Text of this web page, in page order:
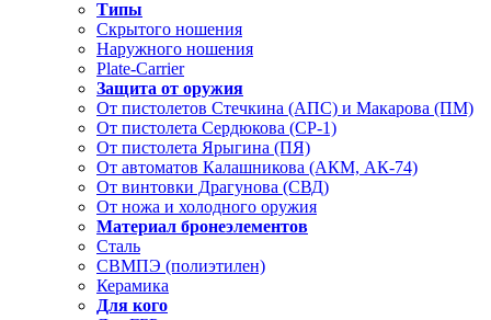
Типы
Скрытого ношения
Наружного ношения
Plate-Carrier
Защита от оружия
От пистолетов Стечкина (АПС) и Макарова (ПМ)
От пистолета Сердюкова (СР-1)
От пистолета Ярыгина (ПЯ)
От автоматов Калашникова (АКМ, АК-74)
От винтовки Драгунова (СВД)
От ножа и холодного оружия
Материал бронеэлементов
Сталь
СВМПЭ (полиэтилен)
Керамика
Для кого